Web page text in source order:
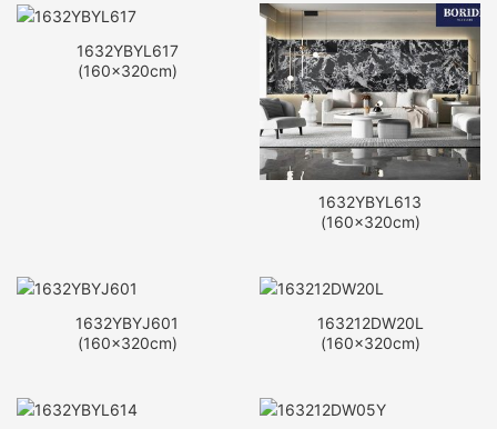
1632YBYL617
(160x320cm)
1632YBYL613
(160x320cm)
1632YBYJ601
(160x320cm)
163212DW20L
(160x320cm)